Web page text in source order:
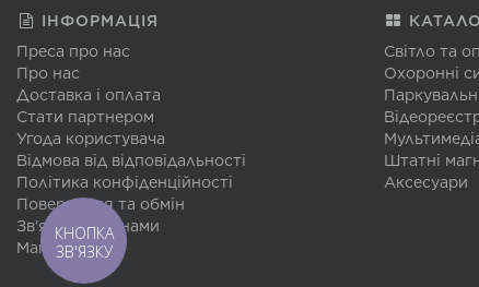
ІНФОРМАЦІЯ
Преса про нас
Про нас
Доставка і оплата
Стати партнером
Угода користувача
Відмова від відповідальності
Політика конфіденційності
Повернення та обмін
Зв'язатися з нами
Мапа сайту
Світло та
Охоронні
Штатні
Аксесуари
КНОПКА
ЗВ'ЯЗКУ